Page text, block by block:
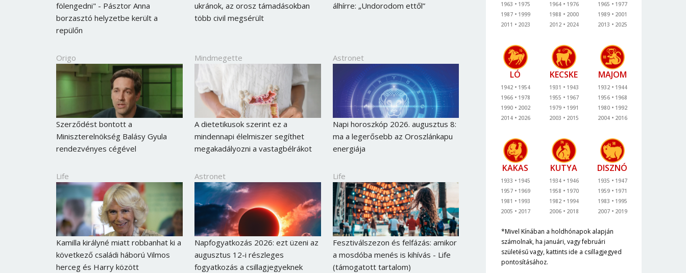
fölengedni" - Pásztor Anna
borzasztó helyzetbe került a
repülőn
ukránok, az orosz támadásokban
több civil megsérült
álhírre: „Undorodom ettől”
Origo
Szerződést bontott a
Miniszterelnökség Balásy Gyula
rendezvényes cégével
Mindmegette
A dietetikusok szerint ez a
mindennapi élelmiszer segíthet
megakadályozni a vastagbélrákot
Astronet
Napi horoszkóp 2026. augusztus 8:
ma a legerősebb az Oroszlánkapu
energiája
Life
Kamilla királyné miatt robbanhat ki a
következő családi háború Vilmos
herceg és Harry között
Astronet
Napfogyatkozás 2026: ezt üzeni az
augusztus 12-i részleges
fogyatkozás a csillagjegyeknek
Life
Fesztiválszezon és felfázás: amikor
a mosdóba menés is kihívás - Life
(támogatott tartalom)
1963
1975
1987
1999
2011
2023
1964
1976
1988
2000
2012
2024
1965
1977
1989
2001
2013
2025
LÓ
1942
1954
1966
1978
1990
2002
2014
2026
KECSKE
1931
1943
1955
1967
1979
1991
2003
2015
MAJOM
1932
1944
1956
1968
1980
1992
2004
2016
KAKAS
1933
1945
1957
1969
1981
1993
2005
2017
KUTYA
1934
1946
1958
1970
1982
1994
2006
2018
DISZNÓ
1935
1947
1959
1971
1983
1995
2007
2019
*Mivel Kínában a holdhónapok alapján
számolnak, ha januári, vagy februári
születésű vagy, kattints ide a csillagjegyed
pontosításához.
Borsonline bejelentkezés
E-mail cím vagy felhasználónév
Mégse Bejelentkezés